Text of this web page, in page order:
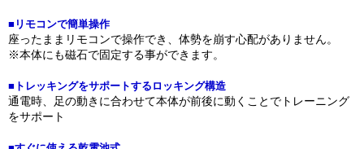
■リモコンで簡単操作
座ったままリモコンで操作でき、体勢を崩す心配がありません。
※本体にも磁石で固定する事ができます。
■トレッキングをサポートするロッキング構造
通電時、足の動きに合わせて本体が前後に動くことでトレーニング
をサポート